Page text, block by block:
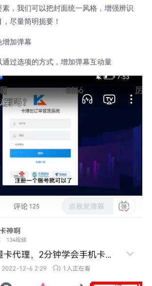
素，我们可以把封面统一风格，增强辨识
尽量简明扼要！
加弹幕
通过选项的方式，增加弹幕互动量